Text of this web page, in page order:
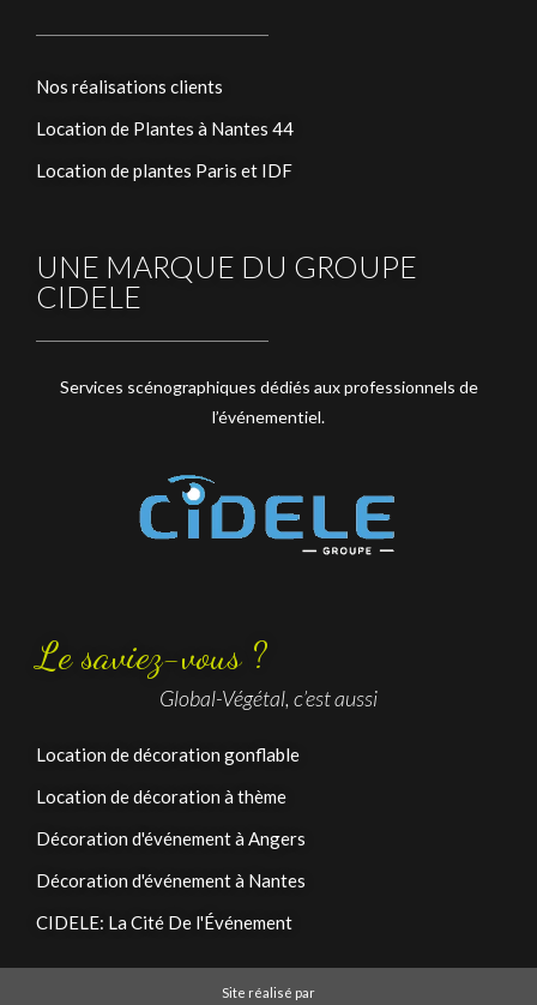
Nos réalisations clients
Location de Plantes à Nantes 44
Location de plantes Paris et IDF
UNE MARQUE DU GROUPE
CIDELE
Services scénographiques dédiés aux professionnels de
l’événementiel.
Le saviez-vous ?
Global-Végétal, c’est aussi
Location de décoration gonflable
Location de décoration à thème
Décoration d'événement à Angers
Décoration d'événement à Nantes
CIDELE: La Cité De l'Événement
Site réalisé par